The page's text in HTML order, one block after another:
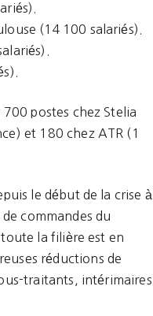
(14 100 salariés).
postes chez Stelia
et 180 chez ATR (1
le début de la crise à
de commandes du
la filière est en
réductions de
traitants, intérimaires